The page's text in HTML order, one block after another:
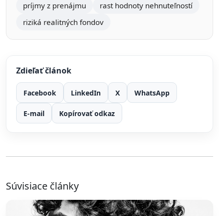
príjmy z prenájmu
rast hodnoty nehnuteľností
riziká realitných fondov
Zdieľať článok
Facebook LinkedIn X WhatsApp
E-mail Kopírovať odkaz
Súvisiace články